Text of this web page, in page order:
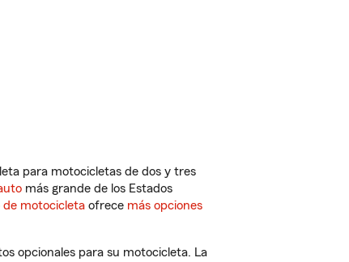
para motocicletas de dos y tres
más grande de los Estados
de motocicleta ofrece más opciones
opcionales para su motocicleta. La